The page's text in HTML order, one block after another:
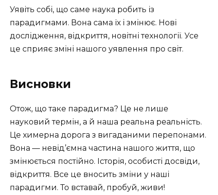
Уявіть собі, що саме наука робить із
парадигмами. Вона сама їх і змінює. Нові
дослідження, відкриття, новітні технології. Усе
це сприяє зміні нашого уявлення про світ.
Висновки
Отож, що таке парадигма? Це не лише
науковий термін, а й наша реальна реальність.
Це химерна дорога з вигаданими перепонами.
Вона — невід’ємна частина нашого життя, що
змінюється постійно. Історія, особисті досвіди,
відкриття. Все це вносить зміни у наші
парадигми. То вставай, пробуй, живи!